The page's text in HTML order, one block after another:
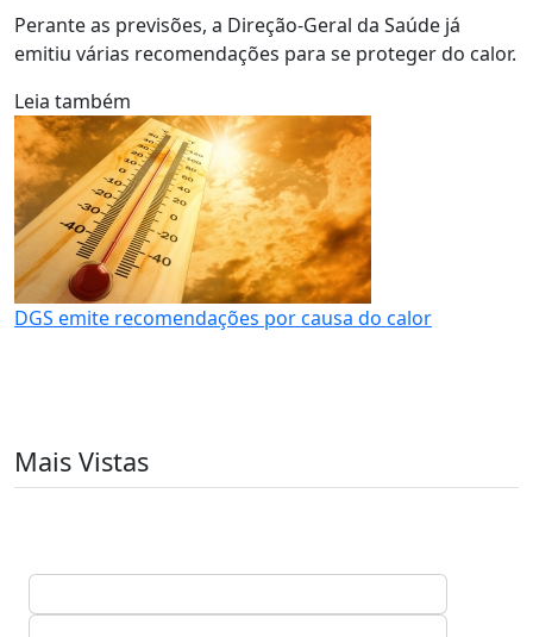
Perante as previsões, a Direção-Geral da Saúde já
emitiu várias recomendações para se proteger do calor.
Leia também
DGS emite recomendações por causa do calor
Mais Vistas